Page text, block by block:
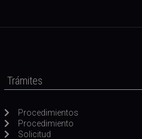
Trámites
Procedimientos
Procedimiento
Solicitud